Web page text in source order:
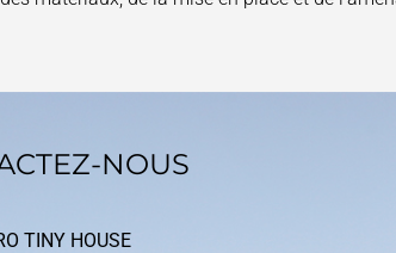
NOUS
TINY HOUSE